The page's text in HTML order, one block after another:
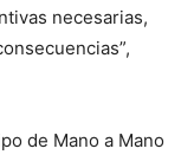
necesarias,
de Mano a Mano